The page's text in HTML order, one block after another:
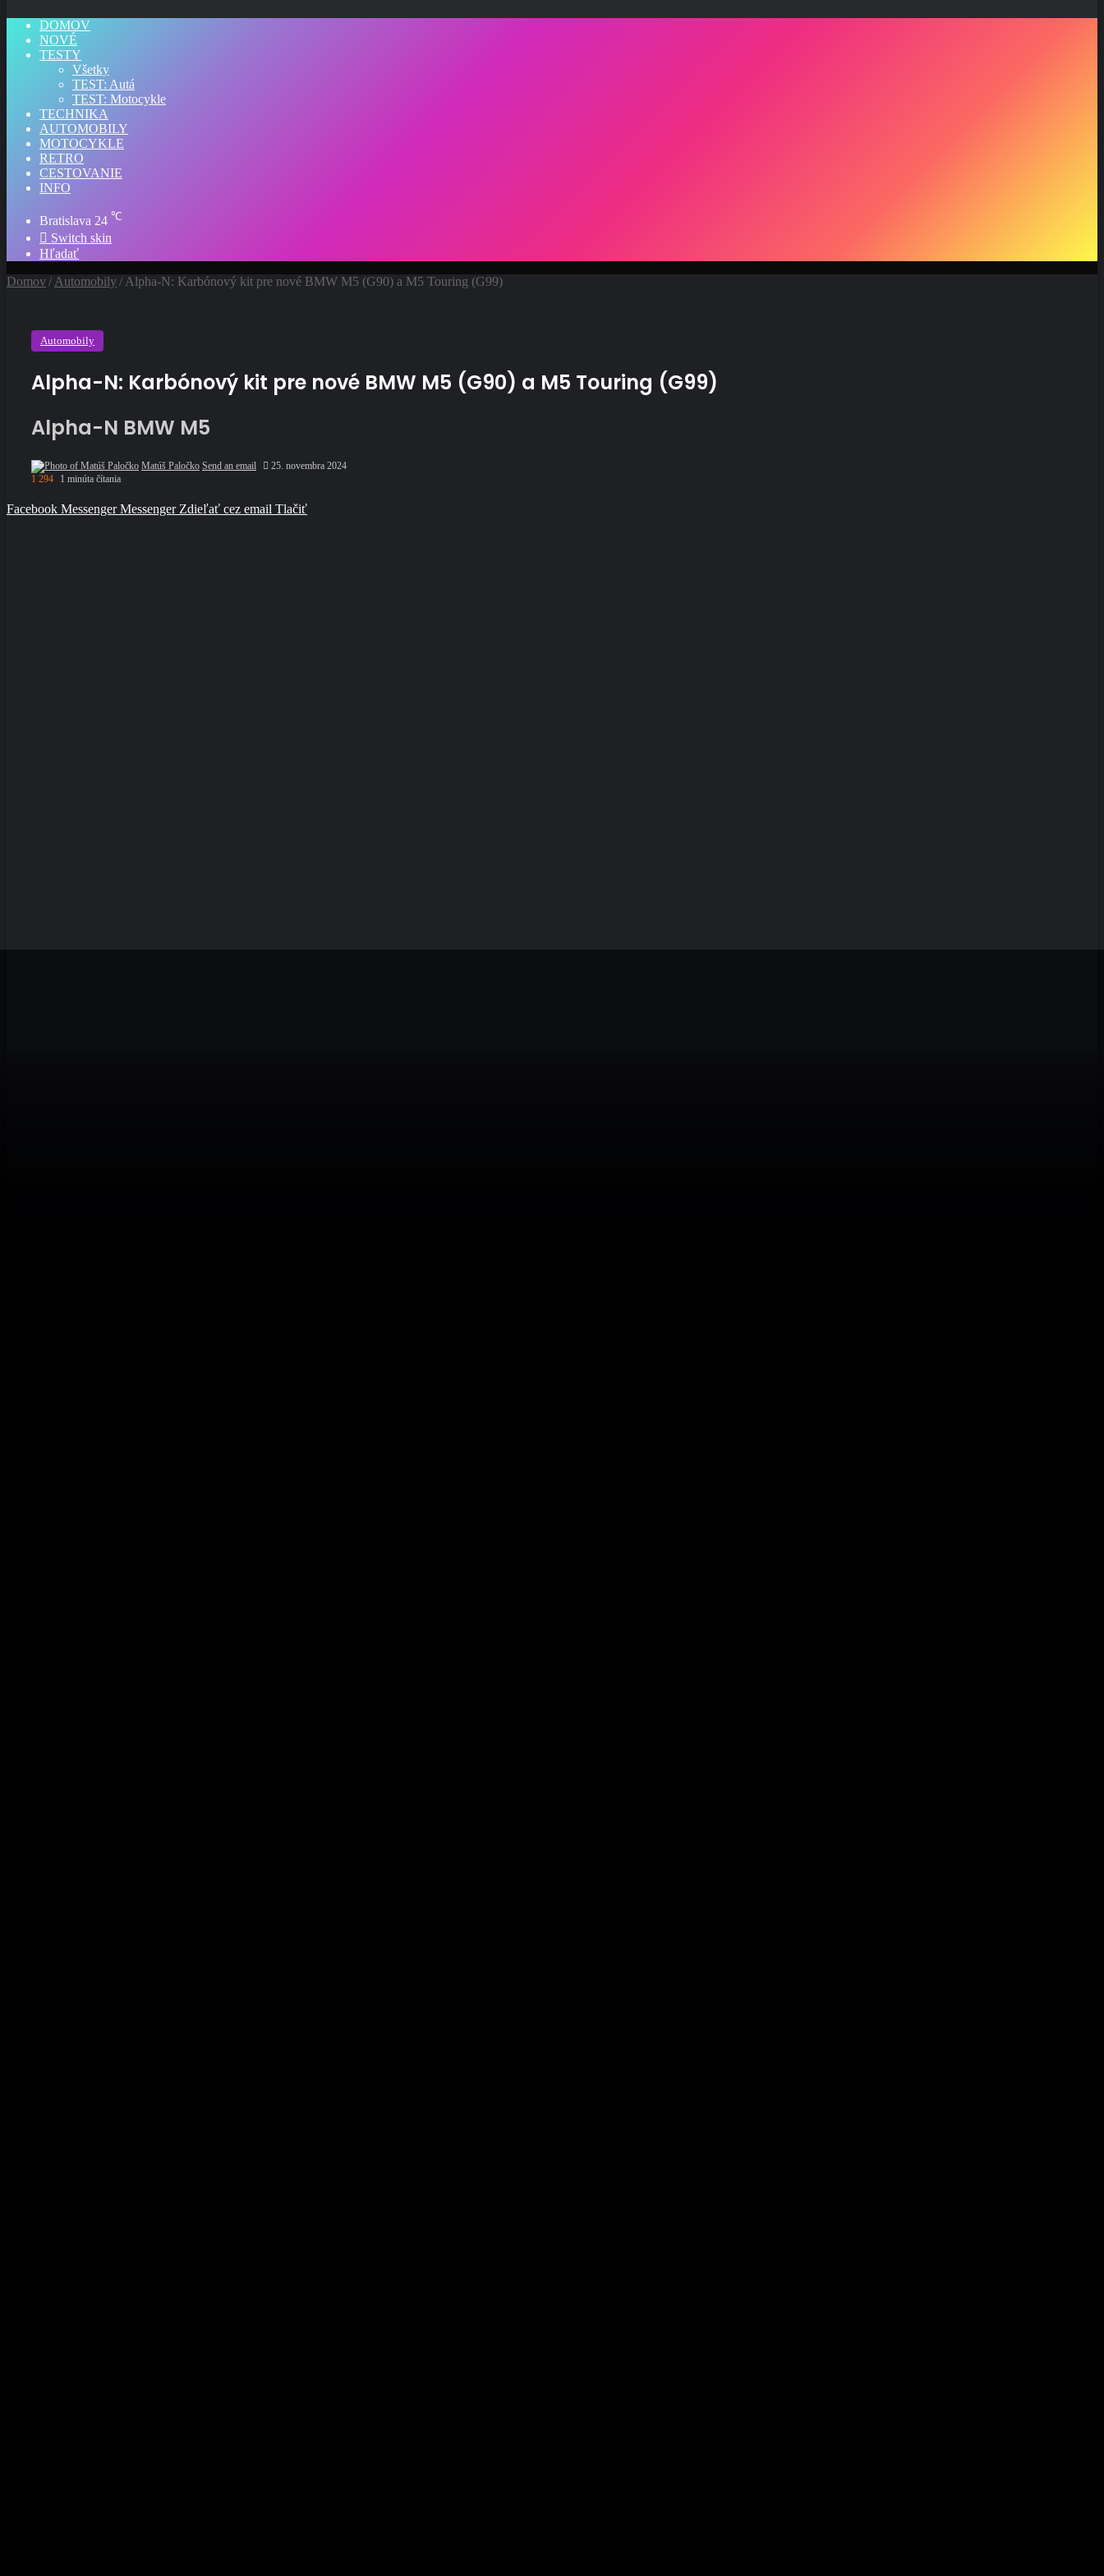
DOMOV
NOVÉ
TESTY
Všetky
TEST: Autá
TEST: Motocykle
TECHNIKA
AUTOMOBILY
MOTOCYKLE
RETRO
CESTOVANIE
INFO
Bratislava 24 ℃
Switch skin
Hľadať
Domov/ Automobily/ Alpha-N: Karbónový kit pre nové BMW M5 (G90) a M5 Touring (G99)
Automobily
Alpha-N: Karbónový kit pre nové BMW M5 (G90) a M5 Touring (G99)
Alpha-N BMW M5
Matúš Paločko Send an email
25. novembra 2024
1 294
1 minúta čítania
Facebook Messenger Messenger Zdieľať cez email Tlačiť